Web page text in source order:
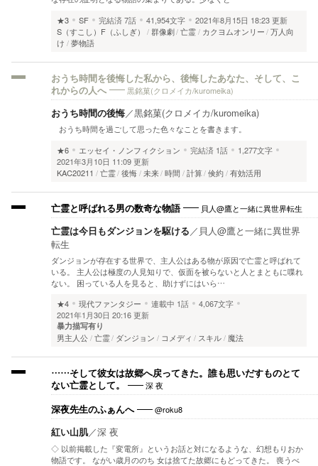
★3
SF 完結済7話 41,954文字
2021年8月15日 18:23 更新
S（すこし）F（ふしぎ）
群像劇 亡霊 カクヨムオンリー 万人向
け
夢物語
おうち時間を後悔した私から、後悔したあなた、そして、こ
れからの人へ
黒銘菓(クロメイカ/kuromeika)
おうち時間の後悔／黒銘菓(クロメイカ/kuromeika)
おうち時間を過ごして思った色々なことを書きます。
★6
エッセイ・ノンフィクション 完結済 1話
1,277文字
2021年3月10日 11:09 更新
KAC20211
亡霊 後悔 未来 時間 計算 倹約 有効活用
亡霊と呼ばれる男の数奇な物語 貝人@鷹と一緒に異世界転生
亡霊は今日もダンジョンを駆ける ／ 貝人@鷹と一緒に異世界
転生
ダンジョンが存在する世界で、主人公はある物が原因で亡霊と呼ばれて
いる。 主人公は極度の人見知りで、仮面を被らないと人とまともに喋れ
ない。 困っている人を見ると、助けずにはいら…
★4
現代ファンタジー 連載中 1話
4,067文字
2021年1月30日 20:16 更新
暴力描写有り
男主人公 亡霊 ダンジョン コメディ スキル 魔法
……そして彼女は故郷へ戻ってきた。誰も思いだすものとて
ない亡霊として。
深 夜
深夜先生のふぁんへ @roku8
紅い山肌／深 夜
◇ 以前掲載した『変電所』というお話と対になるような、幻想もりおか
物語です。 ながい歳月ののち 女は捨てた故郷にもどってきた。 喪うべ